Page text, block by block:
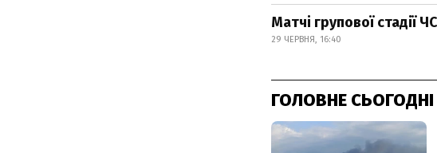
Матчі групової стадії
29 ЧЕРВНЯ, 16:40
ГОЛОВНЕ СЬОГОДНІ